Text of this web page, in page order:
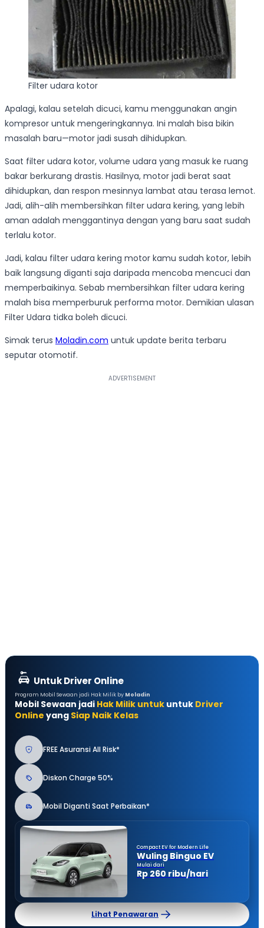
Filter udara kotor
Apalagi, kalau setelah dicuci, kamu menggunakan angin
kompresor untuk mengeringkannya. Ini malah bisa bikin
masalah baru—motor jadi susah dihidupkan.
Saat filter udara kotor, volume udara yang masuk ke ruang
bakar berkurang drastis. Hasilnya, motor jadi berat saat
dihidupkan, dan respon mesinnya lambat atau terasa lemot.
Jadi, alih-alih membersihkan filter udara kering, yang lebih
aman adalah menggantinya dengan yang baru saat sudah
terlalu kotor.
Jadi, kalau filter udara kering motor kamu sudah kotor, lebih
baik langsung diganti saja daripada mencoba mencuci dan
memperbaikinya. Sebab membersihkan filter udara kering
malah bisa memperburuk performa motor. Demikian ulasan
Filter Udara tidka boleh dicuci.
Simak terus Moladin.com untuk update berita terbaru
seputar otomotif.
Untuk Driver Online
Program Mobil Sewaan jadi Hak Milik by Moladin
Mobil Sewaan jadi Hak Milik untuk untuk Driver
Online yang Siap Naik Kelas
FREE Asuransi All Risk*
Diskon Charge 50%
Mobil Diganti Saat Perbaikan*
Compact EV for Modern Life
Wuling Binguo EV
Mulai dari
Rp 260 ribu/hari
Lihat Penawaran